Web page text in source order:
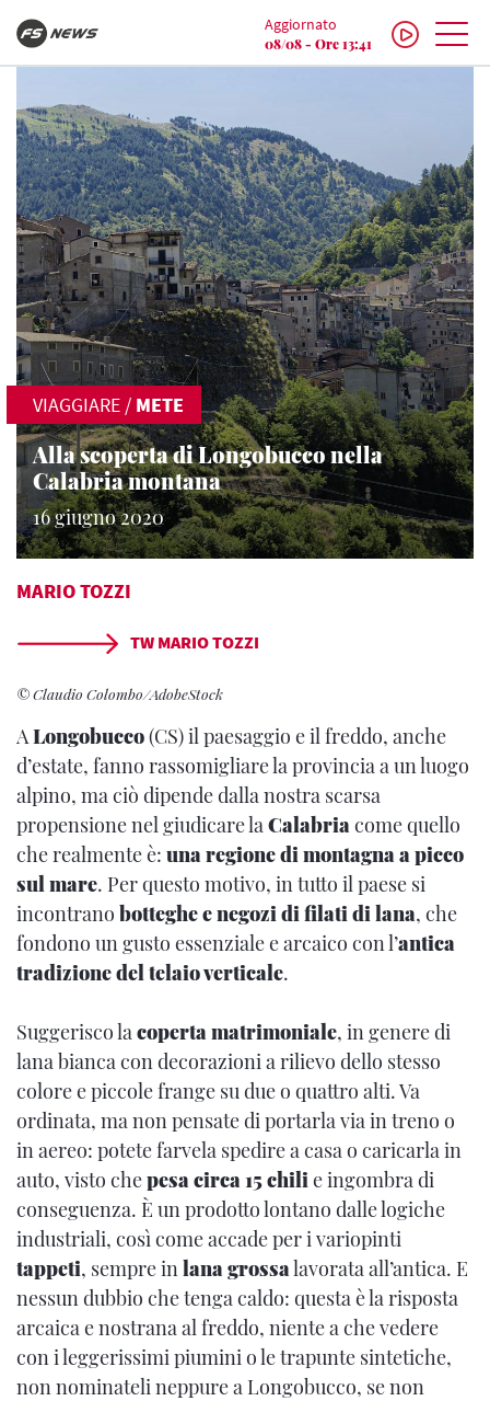
Aggiornato
08/08 - Ore 13:41
VIAGGIARE / METE
Alla scoperta di Longobucco nella
Calabria montana
16 giugno 2020
MARIO TOZZI
TW MARIO TOZZI
© Claudio Colombo/AdobeStock
ALongobucco(CS) il paesaggio e il freddo, anche
d’estate, fanno rassomigliare la provincia a un luogo
alpino, ma ciò dipende dalla nostra scarsa
propensione nel giudicare la Calabria come quello
che realmente è: una regione di montagna a picco
sul mare. Per questo motivo, in tutto il paese si
incontrano botteghe e negozi di filati di lana, che
fondono un gusto essenziale e arcaico con l’antica
tradizione del telaio verticale.
Suggerisco la coperta matrimoniale, in genere di
lana bianca con decorazioni a rilievo dello stesso
colore e piccole frange su due o quattro alti. Va
ordinata, ma non pensate di portarla via in treno o
in aereo: potete farvela spedire a casa o caricarla in
auto, visto chepesa circa 15 chili e ingombra di
conseguenza. È un prodotto lontano dalle logiche
industriali, così come accade per i variopinti
tappeti, sempre in lana grossalavorata all’antica. E
nessun dubbio che tenga caldo: questa è la risposta
arcaica e nostrana al freddo, niente a che vedere
con i leggerissimi piumini o le trapunte sintetiche,
non nominateli neppure a Longobucco, se non